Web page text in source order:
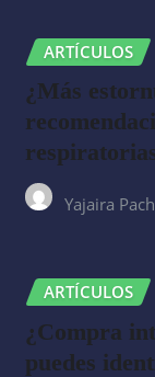
ARTÍCULOS
¿Más
Yajaira
ARTÍCULOS
¿Compra
puedes